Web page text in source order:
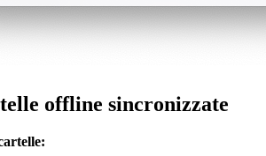
offline sincronizzate